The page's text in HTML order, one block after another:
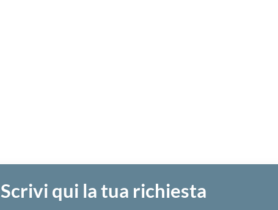
Scrivi qui la tua richiesta